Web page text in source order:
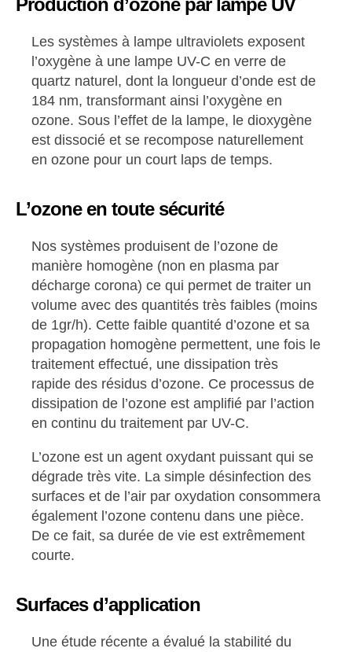
Les systèmes à lampe ultraviolets exposent
l’oxygène à une lampe UV-C en verre de
quartz naturel, dont la longueur d’onde est de
184 nm, transformant ainsi l’oxygène en
ozone. Sous l’effet de la lampe, le dioxygène
est dissocié et se recompose naturellement
en ozone pour un court laps de temps.
L’ozone en toute sécurité
Nos systèmes produisent de l’ozone de
manière homogène (non en plasma par
décharge corona) ce qui permet de traiter un
volume avec des quantités très faibles (moins
de 1gr/h). Cette faible quantité d’ozone et sa
propagation homogène permettent, une fois le
traitement effectué, une dissipation très
rapide des résidus d’ozone. Ce processus de
dissipation de l’ozone est amplifié par l’action
en continu du traitement par UV-C.
L’ozone est un agent oxydant puissant qui se
dégrade très vite. La simple désinfection des
surfaces et de l’air par oxydation consommera
également l’ozone contenu dans une pièce.
De ce fait, sa durée de vie est extrêmement
courte.
Surfaces d’application
Une étude récente a évalué la stabilité du